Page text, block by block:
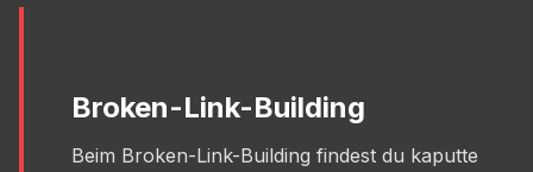
Broken-Link-Building
Beim Broken-Link-Building findest du kaputte